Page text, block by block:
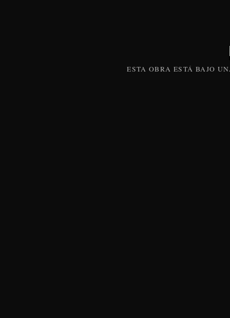
ESTAOBRA ESTÁ BAJO